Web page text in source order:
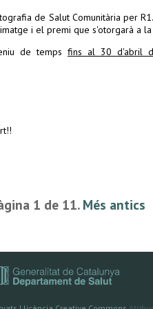
la part presencial a desembre 2025 -
de Gener de 2027
la part presencial al febrer
de Salut Comunitària per
i el premi que s'otorgarà a
de temps fins al 30 d'abril
1 de 11.Més antics